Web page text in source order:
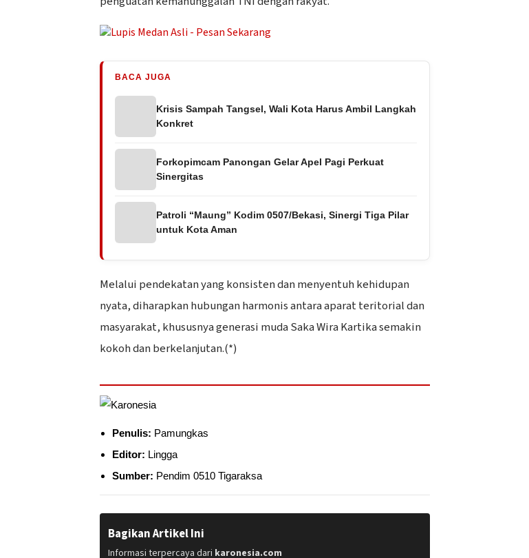
BACA JUGA
Krisis Sampah Tangsel, Wali Kota Harus Ambil Langkah
Konkret
Forkopimcam Panongan Gelar Apel Pagi Perkuat
Sinergitas
Patroli “Maung” Kodim 0507/Bekasi, Sinergi Tiga Pilar
untuk Kota Aman
Melalui pendekatan yang konsisten dan menyentuh kehidupan
nyata, diharapkan hubungan harmonis antara aparat teritorial dan
masyarakat, khususnya generasi muda Saka Wira Kartika semakin
kokoh dan berkelanjutan.(*)
Penulis: Pamungkas
Editor: Lingga
Sumber: Pendim 0510 Tigaraksa
Bagikan Artikel Ini
Informasi terpercaya dari karonesia.com